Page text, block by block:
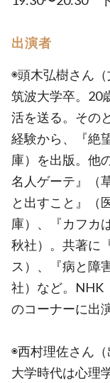
出演者
◉頭木弘樹さん（
筑波大学卒。20
活を送る。その
経験から、『絶
庫）を出版。他
名人ゲーテ』（
と出すこと』（
庫）、『カフカ
秋社）。共著に
ス）、『病と障
社）など。NHK
のコーナーに出
◉西村理佐さん（
大学時代は心理